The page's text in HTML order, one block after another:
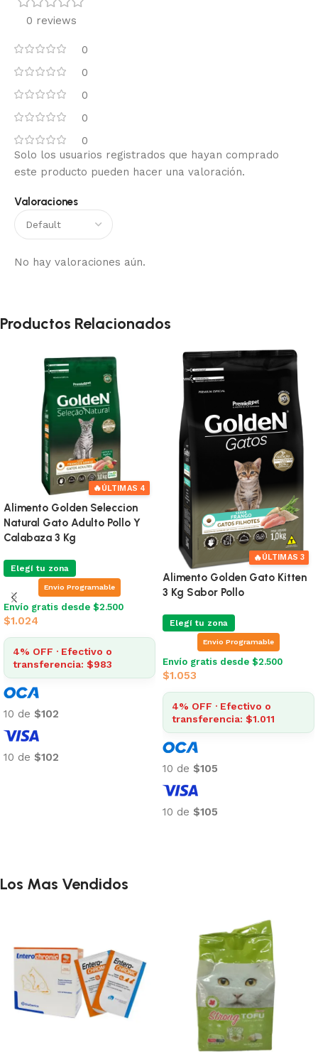
0 reviews
0
0
0
0
0
Valoraciones
No hay valoraciones aún.
Solo los usuarios registrados que hayan comprado
este producto pueden hacer una valoración.
Productos Relacionados
🔥ÚLTIMA!
Golden Kitten Pollo
Kg
Envio Programable
gratis desde $2.500
2.400
4% OFF · Efectivo o
transferencia: $2.304
de$240
de$240
Añadir al carrito
🔥ÚLTIMAS 4
Alimento Golden Seleccion
Natural Gato Adulto Pollo Y
Calabaza 3 Kg
Elegí tu zona
Envio Programable
1.024
4% OFF · Efectivo o
transferencia: $983
10 de $102
Los Mas Vendidos